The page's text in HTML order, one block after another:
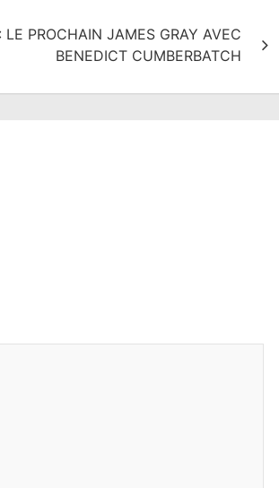
LE PROCHAIN JAMES GRAY AVEC
BENEDICT CUMBERBATCH